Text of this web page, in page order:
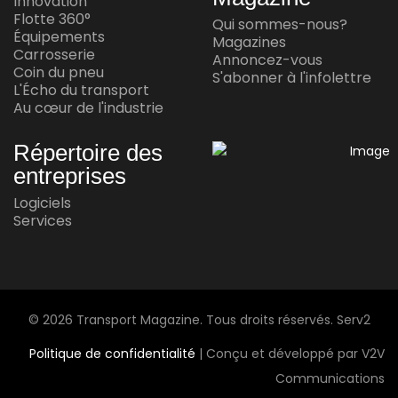
Waabi et Volvo annoncent une autre
réussite en conduite autonome
Jul 15, 2026
AU CŒUR DE L'INDUSTRIE
Express Frontières
Jul 14, 2026
Jul 13, 2026
Flotte 360°
Équipements
Carrosserie
Coin du pneu
L'Écho du transport
Au cœur de l'industrie
Qui sommes-nous?
Magazines
Annoncez-vous
S'abonner à l'infolettre
Répertoire des
entreprises
Logiciels
Services
© 2026 Transport Magazine. Tous droits réservés. Serv2
Politique de confidentialité | Conçu et développé par V2V
Communications